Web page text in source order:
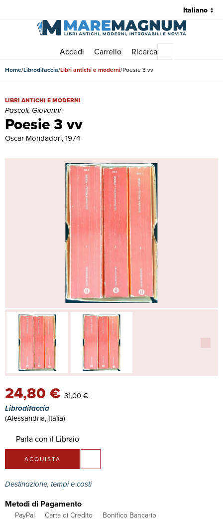
Accedi Carrello Ricerca
Home Librodifaccia Libri antichi e moderni Poesie 3 vv
Poesie 3 vv
Poesie 3 vv | Libri antichi e moderni | Pascoli, Giovanni
LIBRI ANTICHI E MODERNI
Pascoli, Giovanni
Oscar Mondadori, 1974
24,80 € 31,00 €
Librodifaccia
(Alessandria, Italia)
Parla con il Libraio
ACQUISTA
Destinazione, tempi e costi
Metodi di Pagamento
PayPal Carta di Credito
Bonifico Bancario